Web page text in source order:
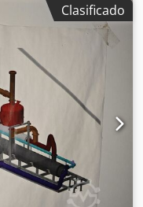
Cuenta con
La
el fabricante, es
También
de 90 kW
500 horas de
Armario de
20182138 Año de
400 V CA/N/PE
máxima: 375
pregunta o
enviarnos un
Clasificado